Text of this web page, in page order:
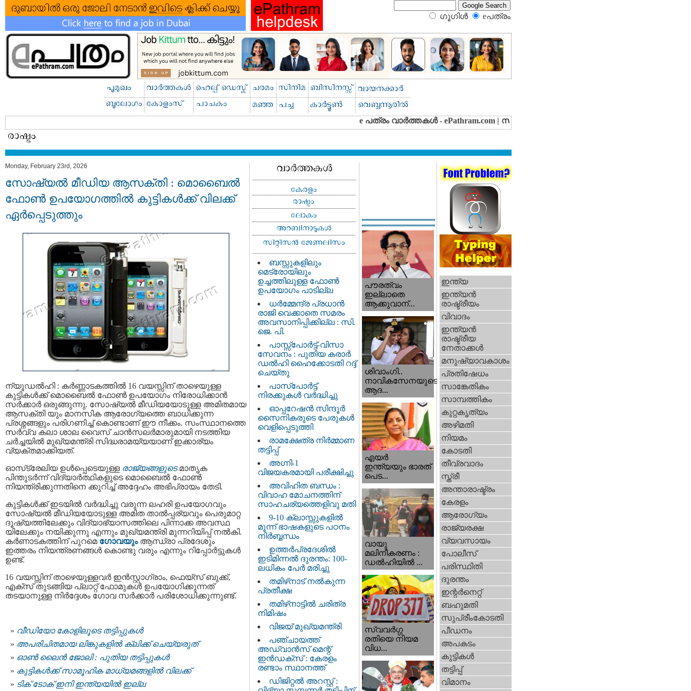
ഗൂഗിള്‍ eപത്രം‍
Monday, February 23rd, 2026
സോഷ്യൽ മീഡിയ ആസക്തി : മൊബൈൽ
ഫോൺ ഉപയോഗത്തിൽ കുട്ടികൾക്ക് വിലക്ക്
ഏർപ്പെടുത്തും
ന്യൂഡൽഹി : കർണ്ണാടകത്തിൽ 16 വയസ്സിന് താഴെയുള്ള
കുട്ടികൾക്ക് മൊബൈൽ ഫോൺ ഉപയോഗം നിരോധിക്കാൻ
സർക്കാർ ഒരുങ്ങുന്നു. സോഷ്യൽ മീഡിയയോടുള്ള അമിതമായ
ആസക്തി യും മാനസിക ആരോഗ്യത്തെ ബാധിക്കുന്ന
പ്രശ്നങ്ങളും പരിഗണിച്ച് കൊണ്ടാണ് ഈ നീക്കം. സംസ്ഥാനത്തെ
സർവ്വ കലാ ശാല വൈസ് ചാൻസലർമാരുമായി നടത്തിയ
ചർച്ചയിൽ മുഖ്യമന്ത്രി സിദ്ധരാമയ്യയാണ് ഇക്കാര്യം
വ്യക്തമാക്കിയത്.
ഓസ്‌ട്രേലിയ ഉൾപ്പെടെയുള്ള രാജ്യങ്ങളുടെ മാതൃക
പിന്തുടർന്ന് വിദ്യാർത്ഥികളുടെ മൊബൈൽ ഫോൺ
നിയന്ത്രിക്കുന്നതിനെ ക്കുറിച്ച് അദ്ദേഹം അഭിപ്രായം തേടി.
കുട്ടികൾക്ക് ഇടയിൽ വർദ്ധിച്ചു വരുന്ന ലഹരി ഉപയോഗവും
സോഷ്യൽ മീഡിയയോടുള്ള അമിത താൽപ്പര്യവും പെരുമാറ്റ
ദൂഷ്യത്തിലേക്കും വിദ്യാഭ്യാസത്തിലെ പിന്നാക്ക അവസ്ഥ
യിലേക്കും നയിക്കുന്നു എന്നും മുഖ്യമന്ത്രി മുന്നറിയിപ്പ് നൽകി.
കർണാടകത്തിന് പുറമെ ഗോവയും ആന്ധ്രാ പ്രദേശും
ഇത്തരം നിയന്ത്രണങ്ങൾ കൊണ്ടു വരും എന്നും റിപ്പോർട്ടുകൾ
ഉണ്ട്.
16 വയസ്സിന് താഴെയുള്ളവർ ഇൻസ്റ്റാഗ്രാം, ഫെയ്‌സ് ബുക്ക്,
എക്സ് തുടങ്ങിയ പ്ലാറ്റ്‌ ഫോമുകൾ ഉപയോഗിക്കുന്നത്
തടയാനുള്ള നിർദ്ദേശം ഗോവ സർക്കാർ പരിശോധിക്കുന്നുണ്ട്.
വീഡിയോ കോളിലൂടെ തട്ടിപ്പുകൾ
അപരിചിതമായ ലിങ്കുകളിൽ ക്ലിക്ക് ചെയ്യരുത്
ഓണ്‍ ലൈന്‍ ജോലി : പുതിയ തട്ടിപ്പുകൾ
കുട്ടികൾക്ക് സാമൂഹിക മാധ്യമങ്ങളില്‍ വിലക്ക്
ടിക് ടോക് ഇനി ഇന്ത്യയില്‍ ഇല്ല
ബസ്സുകളിലും
മെട്രോയിലും
ഉച്ചത്തിലുള്ള ഫോൺ
ഉപയോഗം പാടില്ല
ധര്‍മ്മേന്ദ്ര പ്രധാൻ
രാജി വെക്കാതെ സമരം
അവസാനിപ്പിക്കില്ല : സി.
ജെ. പി.
പാസ്സ്പോർട്ട്-വിസാ
സേവനം : പുതിയ കരാർ
ഡൽഹി ഹൈക്കോടതി റദ്ദ്
ചെയ്തു
പാസ്‌പോർട്ട്
നിരക്കുകൾ വർദ്ധിച്ചു
ഓപ്പറേഷൻ സിന്ദൂർ
സൈനികരുടെ പേരുകൾ
വെളിപ്പെടുത്തി
രാമക്ഷേത്ര നിർമ്മാണ
തട്ടിപ്പ്
അഗ്നി-1
വിജയകരമായി പരീക്ഷിച്ചു
അവിഹിത ബന്ധം :
വിവാഹ മോചനത്തിന്
സാഹചര്യത്തെളിവു മതി
9-10 ക്ലാസ്സുകളിൽ
മൂന്ന് ഭാഷകളുടെ പഠനം
നിർബ്ബന്ധം
ഉത്തർപ്രദേശിൽ
ഇടിമിന്നൽ ദുരന്തം: 100-
ലധികം പേർ മരിച്ചു
തമിഴ്‌നാട് നൽകുന്ന
പ്രതീക്ഷ
തമിഴ്‌നാട്ടില്‍ ചരിത്ര
നിമിഷം
വിജയ് മുഖ്യമന്ത്രി
പഞ്ചായത്ത്
അഡ്വാൻസ് മെന്റ്
ഇൻഡക്സ് : കേരളം
രണ്ടാം സ്ഥാനത്ത്
ഡിജിറ്റൽ അറസ്റ്റ് :
പൗരത്വം
ഇല്ലാതെ
ആക്കുവാന്...
ശിവാംഗി..
നാവികസേനയുടെ
ആദ...
എയര്‍
ഇന്ത്യയും ഭാരത്
പെട...
വായു
മലിനീകരണം :
ഡൽഹിയിൽ ...
സ്വവര്‍ഗ്ഗ
രതിയെ നിയമ
വിധ...
ഇന്ത്യ
ഇന്ത്യന്‍
രാഷ്ട്രീയം
വിവാദം
ഇന്ത്യന്‍
രാഷ്ട്രീയ
നേതാക്കള്‍
മനുഷ്യാവകാശം
പ്രതിഷേധം
സാങ്കേതികം
സാമ്പത്തികം
കുറ്റകൃത്യം
അഴിമതി
നിയമം
കോടതി
തീവ്രവാദം
സ്ത്രീ
അന്താരാഷ്ട്രം
കേരളം
ആരോഗ്യം
രാജ്യരക്ഷ
വ്യവസായം
പോലീസ്‌
പരിസ്ഥിതി
ദുരന്തം
ഇന്റര്‍നെറ്റ്‌
ബഹുമതി
സുപ്രീംകോടതി
പീഡനം
അപകടം
കുട്ടികള്‍
തട്ടിപ്പ്‌
വിമാനം